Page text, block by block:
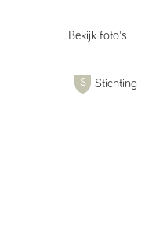
Bekijk foto's
Stichting